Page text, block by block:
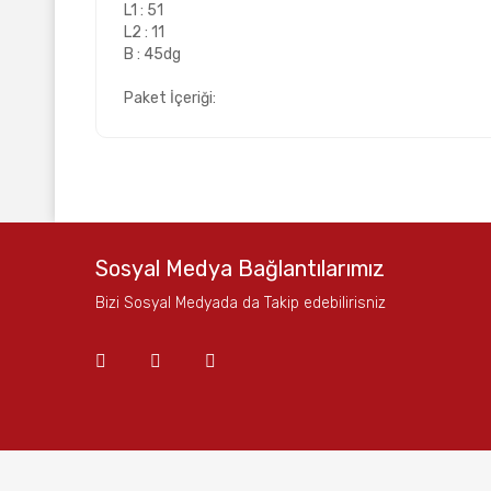
L1 : 51
L2 : 11
B : 45dg
Paket İçeriği:
Ürün açıklamasında eksik bilgiler bulunuyor.
Ürün fiyatı diğer sitelerden daha pahalı.
Sosyal Medya Bağlantılarımız
Bizi Sosyal Medyada da Takip edebilirisniz